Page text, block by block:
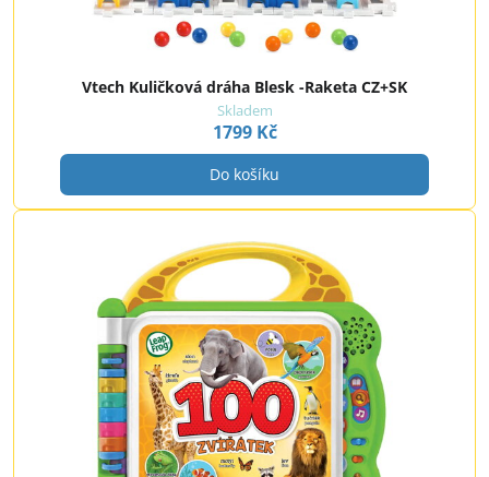
Vtech Kuličková dráha Blesk -Raketa CZ+SK
Skladem
1799 Kč
Do košíku